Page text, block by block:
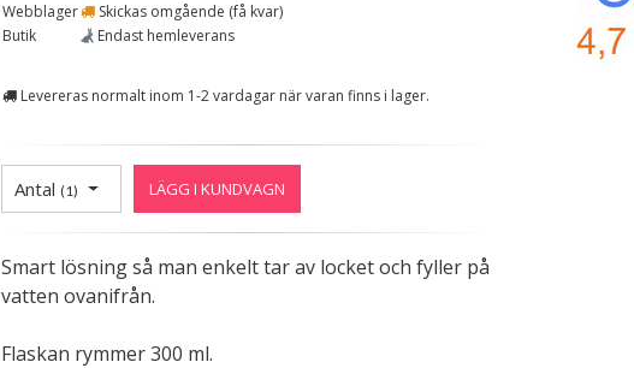
Webblager
Skickas omgående (få kvar)
Butik
Endast hemleverans
Levereras normalt inom 1-2 vardagar när varan finns i lager.
Antal (1) LÄGG I KUNDVAGN
Smart lösning så man enkelt tar av locket och fyller på
vatten ovanifrån.
Flaskan rymmer 300 ml.